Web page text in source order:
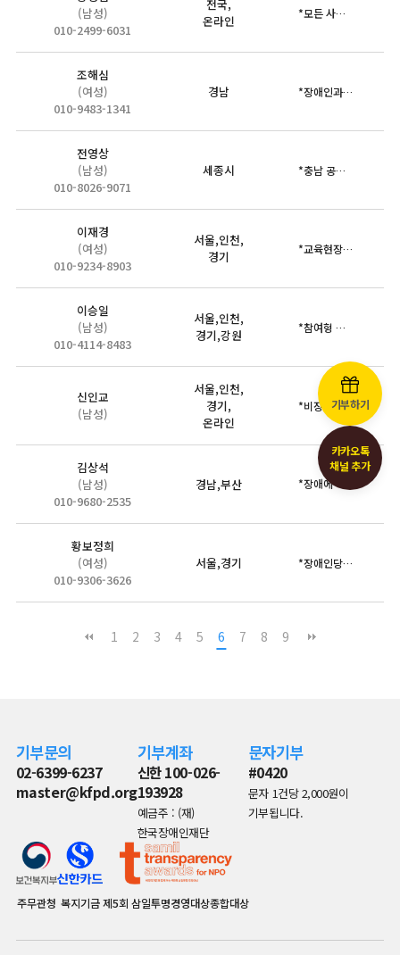
(남성)
010-2499-6031
전국,
온라인
*모든 사람은 동등하게 귀중하다
조해심
(여성)
010-9483-1341
경남 *장애인과 비장애인이 더불어 살아갈 수 있는 사회를 만들기 위해…
전영상
(남성)
010-8026-9071
세종시 *충남 공주시 활동 *장애인 활동지원사의 경험을 중심으로
이재경
(여성)
010-9234-8903
서울,인천,
경기
*교육현장에서의 경험을 바탕으로 사례중심의 장애인식개선교육에 대…
이승일
(남성)
010-4114-8483
서울,인천,
경기,강원
*참여형 인권기반 쉬운 장애이해 중심으로
신인교
(남성)
서울,인천,
경기,
온라인
*비장애인과 장애인으로서의 삶을 모두 경험한 장애인강사가 직접 …
김상석
(남성)
010-9680-2535
경남,부산 *장애에 대한 생각은?(질문) *장애를 바라보는 관점(개인적사…
황보정희
(여성)
010-9306-3626
서울,경기 *장애인당사자의 자기결정관 및 사회성교육 *장애인부모 자녀양육…
1 2 3 4 5 6 7 8 9
기부하기
카카오톡
채널 추가
기부문의
02-6399-6237
master@kfpd.org
기부계좌
신한 100-026-
193928
예금주 : (재)
한국장애인재단
문자기부
#0420
문자 1건당 2,000원이
기부됩니다.
주무관청 복지기금제5회 삼일투명경영대상종합대상